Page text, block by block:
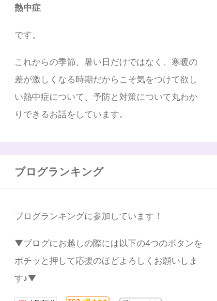
熱中症
です。
これからの季節、暑い日だけではなく、寒暖の
差が激しくなる時期だからこそ気をつけて欲し
い熱中症について、予防と対策について丸わか
りできるお話をしています。
ブログランキング
ブログランキングに参加しています！
▼ブログにお越しの際には以下の4つのボタンを
ポチッと押して応援のほどよろしくお願いしま
す♪▼